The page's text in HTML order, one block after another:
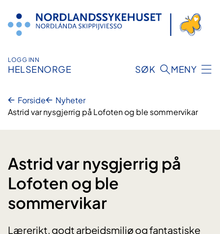
innhold
LOGG INN
HELSENORGE SØK MENY
Forside
Nyheter
Astrid var nysgjerrig på Lofoten og ble sommervikar
Astrid var nysgjerrig på
Lofoten og ble
sommervikar
Lærerikt, godt arbeidsmiljø og fantastiske